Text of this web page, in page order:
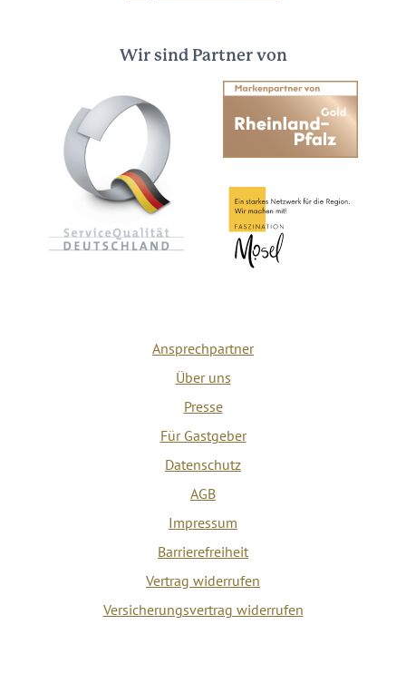
Wir sind Partner von
Ansprechpartner
Über uns
Presse
Für Gastgeber
Datenschutz
AGB
Impressum
Barrierefreiheit
Vertrag widerrufen
Versicherungsvertrag widerrufen